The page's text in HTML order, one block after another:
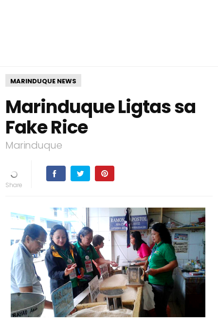
MARINDUQUE NEWS
Marinduque Ligtas sa
Fake Rice
Marinduque